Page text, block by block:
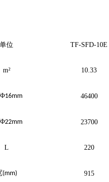
单位 TF-SFD-10E
m² 10.33
Φ16mm 46400
Φ22mm 23700
L 220
(mm) 915